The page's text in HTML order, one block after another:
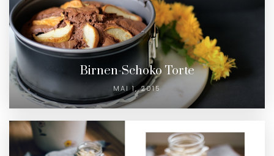
Birnen-Schoko Torte
MAI 1, 2015